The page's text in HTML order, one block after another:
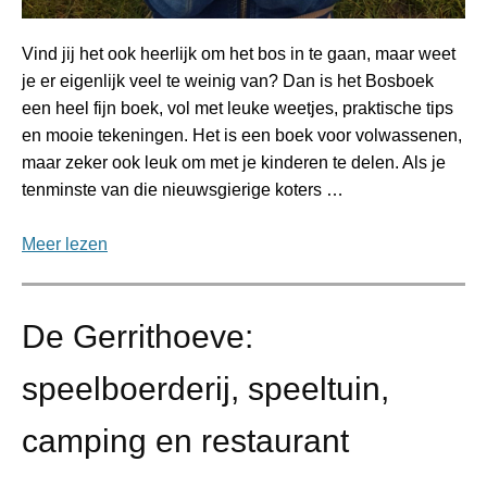
Vind jij het ook heerlijk om het bos in te gaan, maar weet
je er eigenlijk veel te weinig van? Dan is het Bosboek
een heel fijn boek, vol met leuke weetjes, praktische tips
en mooie tekeningen. Het is een boek voor volwassenen,
maar zeker ook leuk om met je kinderen te delen. Als je
tenminste van die nieuwsgierige koters …
Meer lezen
De Gerrithoeve:
speelboerderij, speeltuin,
camping en restaurant